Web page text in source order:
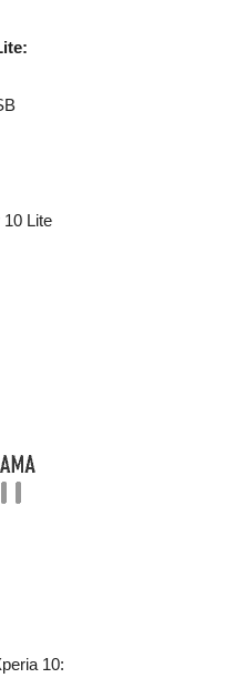
Lite
10: